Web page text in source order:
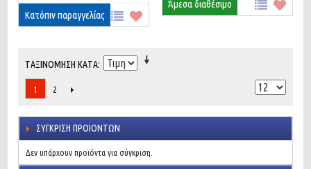
Κατόπιν παραγγελίας
Άμεσα διαθέσιμο
ΤΑΞΙΝΌΜΗΣΗ ΚΑΤΆ
1 2
ΣΎΓΚΡΙΣΗ ΠΡΟΙΌΝΤΩΝ
Δεν υπάρχουν προϊόντα για σύγκριση.